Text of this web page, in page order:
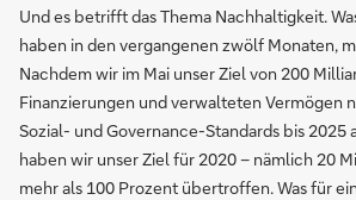
Und es betrifft das Thema Nachhaltigkeit.
haben in den vergangenen zwölf Monaten,
Nachdem wir im Mai unser Ziel von 200
Finanzierungen und verwalteten Vermögen
Sozial- und Governance-Standards bis 2025
haben wir unser Ziel für 2020 – nämlich 20
mehr als 100 Prozent übertroffen. Was für